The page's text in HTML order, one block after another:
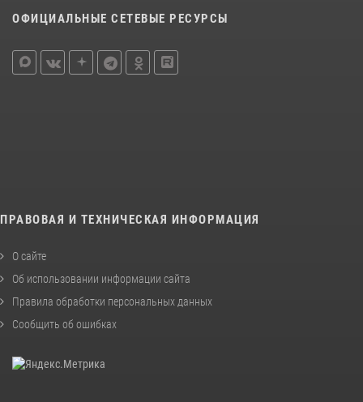
ОФИЦИАЛЬНЫЕ СЕТЕВЫЕ РЕСУРСЫ
ПРАВОВАЯ И ТЕХНИЧЕСКАЯ ИНФОРМАЦИЯ
О сайте
Об использовании информации сайта
Правила обработки персональных данных
Сообщить об ошибках